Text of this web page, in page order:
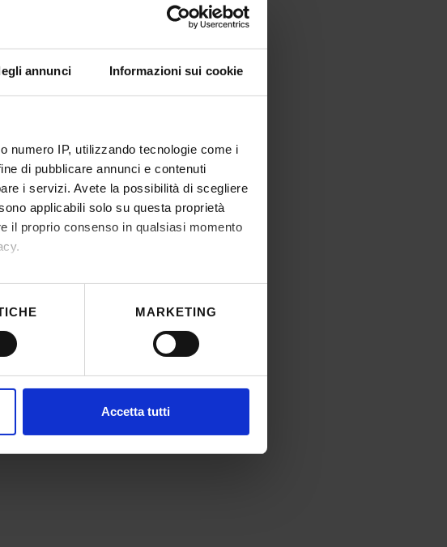
annunci Informazioni sui cookie
numero IP, utilizzando tecnologie come i
di pubblicare annunci e contenuti
i servizi. Avete la possibilità di scegliere
applicabili solo su questa proprietà
il proprio consenso in qualsiasi momento
di qualche metro,
nella
sezione dettagli . Puoi
dei social media e per analizzare il
MARKETING
Accetta tutti